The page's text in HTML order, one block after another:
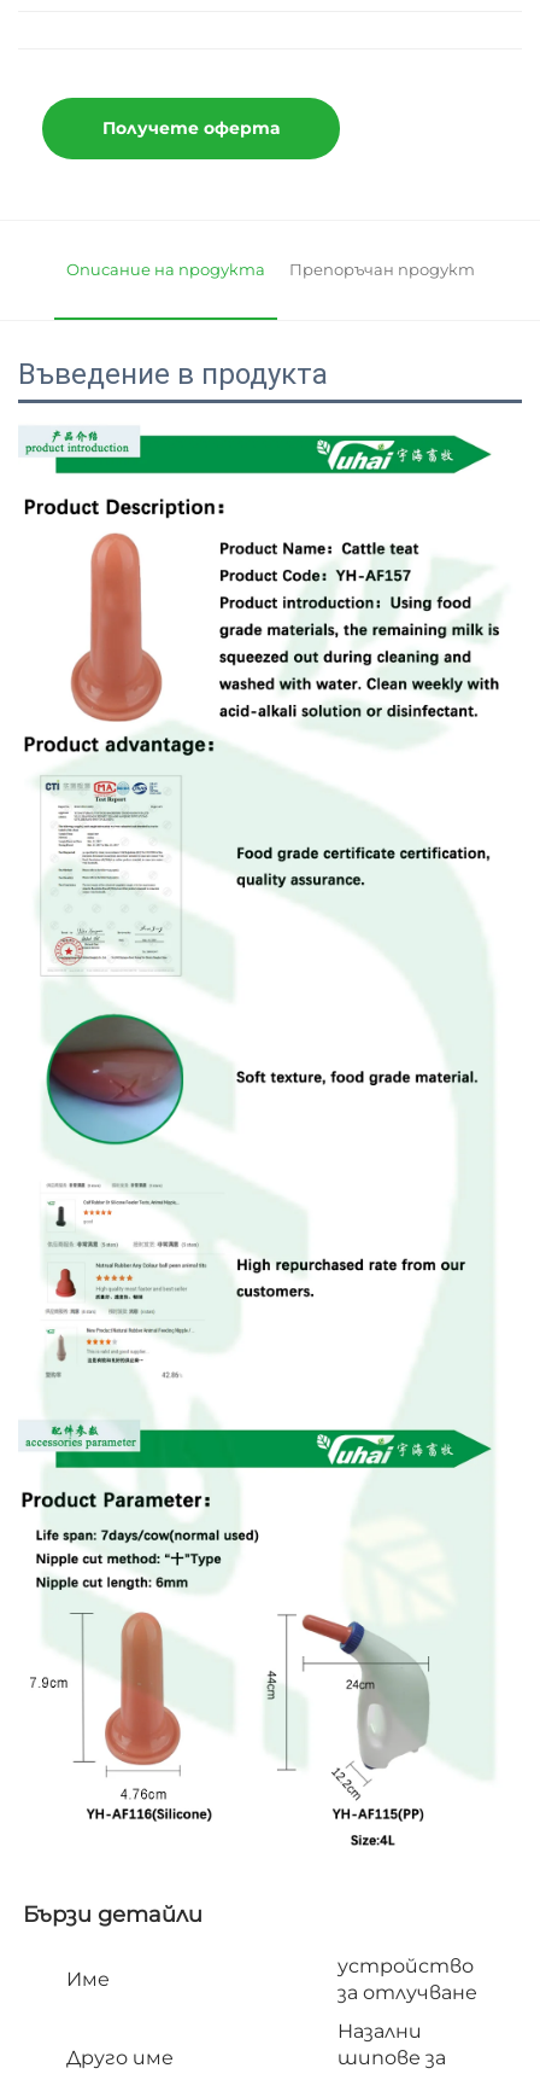
Получете оферта
Описание на продукта Препоръчан продукт
Въведение в продукта
Бързи детайли
Име
устройство
за отлучване
Друго име
Назални
шипове за